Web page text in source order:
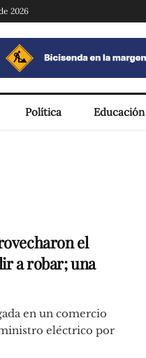
2026
Política Educación
el
a robar; una
en un comercio
eléctrico por